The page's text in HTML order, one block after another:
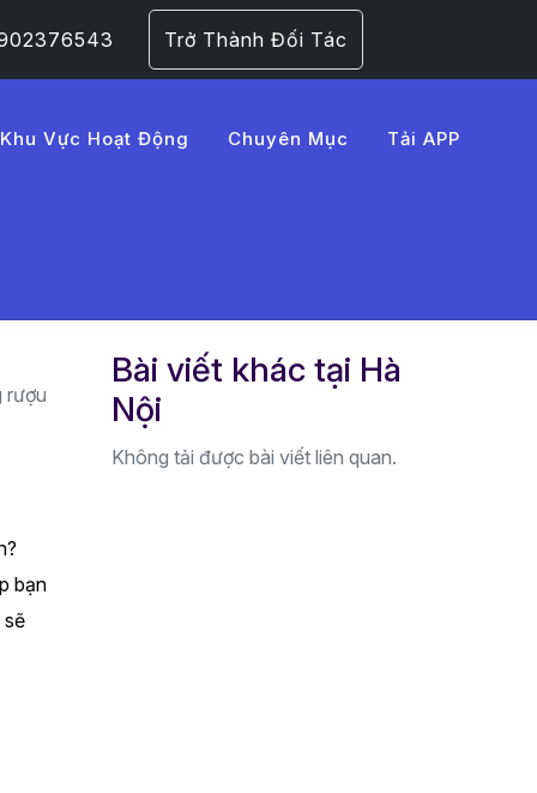
Trở Thành Đối Tác
Khu Vực Hoạt Động Chuyên Mục Tải APP
rượu
bạn
sẽ
Bài viết khác tại Hà
Nội
Không tải được bài viết liên quan.